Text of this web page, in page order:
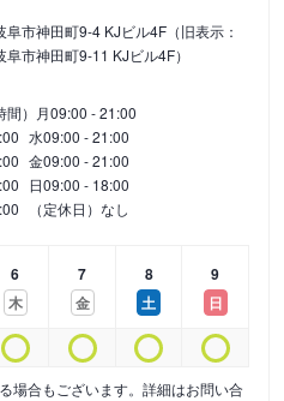
阜市神田町9-4 KJビル4F（旧表示：
阜市神田町9-11 KJビル4F）
間） 月09:00 - 21:00
水09:00 - 21:00
金09:00 - 21:00
日09:00 - 18:00
（定休日）なし
6
木
7
金
8
土
9
日
場合もございます。詳細はお問い合